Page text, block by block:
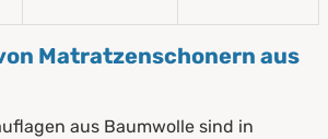
Matratzenschonern aus
aus Baumwolle sind in